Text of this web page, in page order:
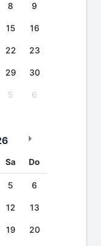
8 9
15 16
22 23
29 30
5 6
Sa Do
5 6
12 13
19 20